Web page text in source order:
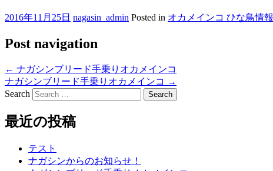
2016年11月25日 nagasin_admin Posted in オカメインコ ひな鳥情報
Post navigation
← ナガシンブリード手乗りオカメインコ
ナガシンブリード手乗りオカメインコ →
Search
最近の投稿
テスト
ナガシンからのお知らせ！